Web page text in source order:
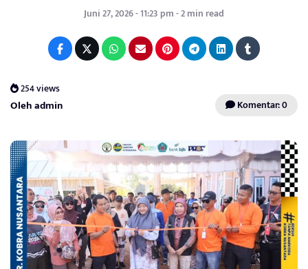
Juni 27, 2026 - 11:23 pm - 2 min read
254 views
Oleh admin Komentar: 0